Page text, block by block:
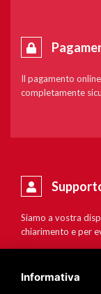
Il pagamento
completamente
Siamo a vostra
chiarimento e per
Informativa